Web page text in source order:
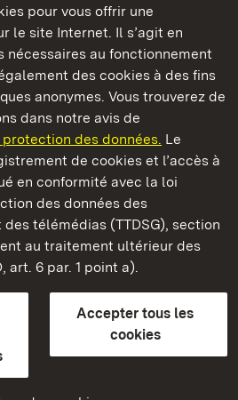
pour vous offrir une
le site Internet. Il s’agit en
nécessaires au fonctionnement
des cookies à des fins
anonymes. Vous trouverez de
dans notre avis de
des données. Le
de cookies et l’accès à
en conformité avec la loi
des données des
télémédias (TTDSG), section
au traitement ultérieur des
art. 6 par. 1 point a).
Accepter tous les
cookies
du Bade-Wurtemberg
Baden‑Württemberg
du Bade-Wurtemberg
Mentions légales
Seiten)